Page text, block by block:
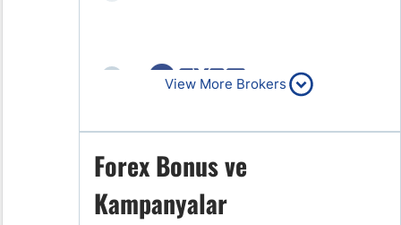
Read Review
7
View More Brokers
Forex Bonus ve
Kampanyalar